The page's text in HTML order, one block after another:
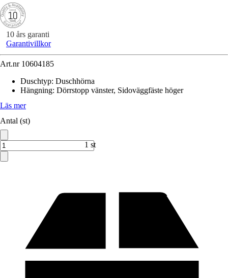
10 års garanti
Garantivillkor
Art.nr 10604185
Duschtyp: Duschhörna
Hängning: Dörrstopp vänster, Sidoväggfäste höger
Läs mer
Antal (st)
1 st